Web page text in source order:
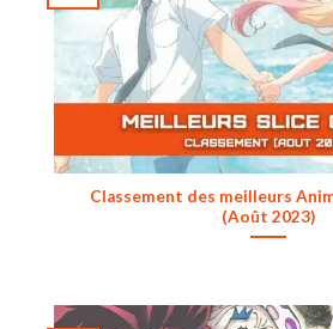
Classement des meilleurs
(Août 2023)